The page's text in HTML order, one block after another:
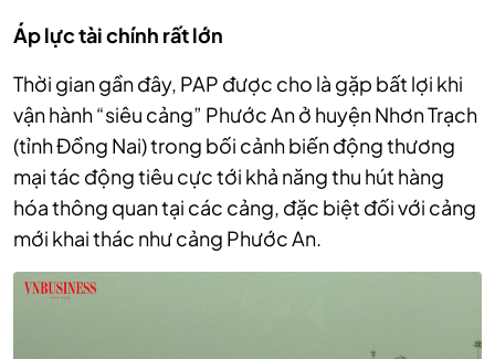
Áplực tài chính rất lớn
Thời gian gần đây, PAP được cho là gặp bất lợi khi
vận hành “siêu cảng” Phước An ở huyện Nhơn Trạch
(tỉnh Đồng Nai) trong bối cảnh biến động thương
mại tác động tiêu cực tới khả năng thu hút hàng
hóa thông quan tại các cảng, đặc biệt đối với cảng
mới khai thác như cảng Phước An.